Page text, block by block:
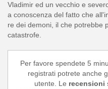
Vladimir ed un vecchio e
a conoscenza del fatto che
re dei demoni, il che potrebbe
catastrofe.
Per favore spendete 5
registrati potrete anche
utente. Le recensioni